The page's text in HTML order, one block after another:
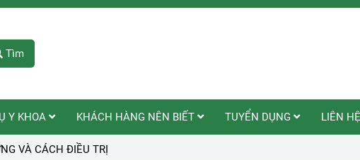
Tìm
Y KHOA KHÁCH HÀNG NÊN BIẾT TUYỂN DỤNG LIÊN HỆ
VÀ CÁCH ĐIỀU TRỊ